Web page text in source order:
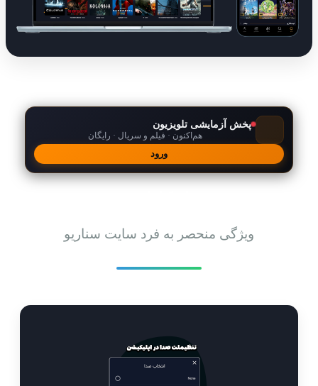
پخش آزمایشی تلویزیون
هم‌اکنون · فیلم و سریال · رایگان
ویژگی منحصر به فرد سایت سناریو